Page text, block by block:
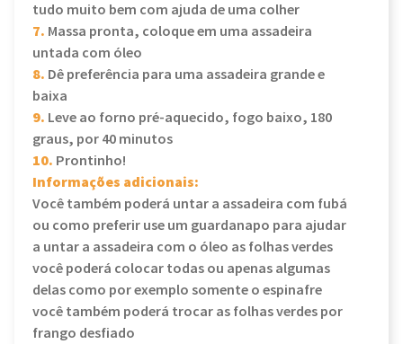
tudo muito bem com ajuda de uma colher
7. Massa pronta, coloque em uma assadeira
untada com óleo
8. Dê preferência para uma assadeira grande e
baixa
9. Leve ao forno pré-aquecido, fogo baixo, 180
graus, por 40 minutos
10. Prontinho!
Informações adicionais:
Você também poderá untar a assadeira com fubá
ou como preferir use um guardanapo para ajudar
a untar a assadeira com o óleo as folhas verdes
você poderá colocar todas ou apenas algumas
delas como por exemplo somente o espinafre
você também poderá trocar as folhas verdes por
frango desfiado